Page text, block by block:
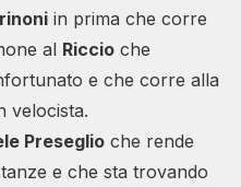
in prima che corre
al Riccio che
e che corre alla
velocista.
Preseglio che rende
e che sta trovando